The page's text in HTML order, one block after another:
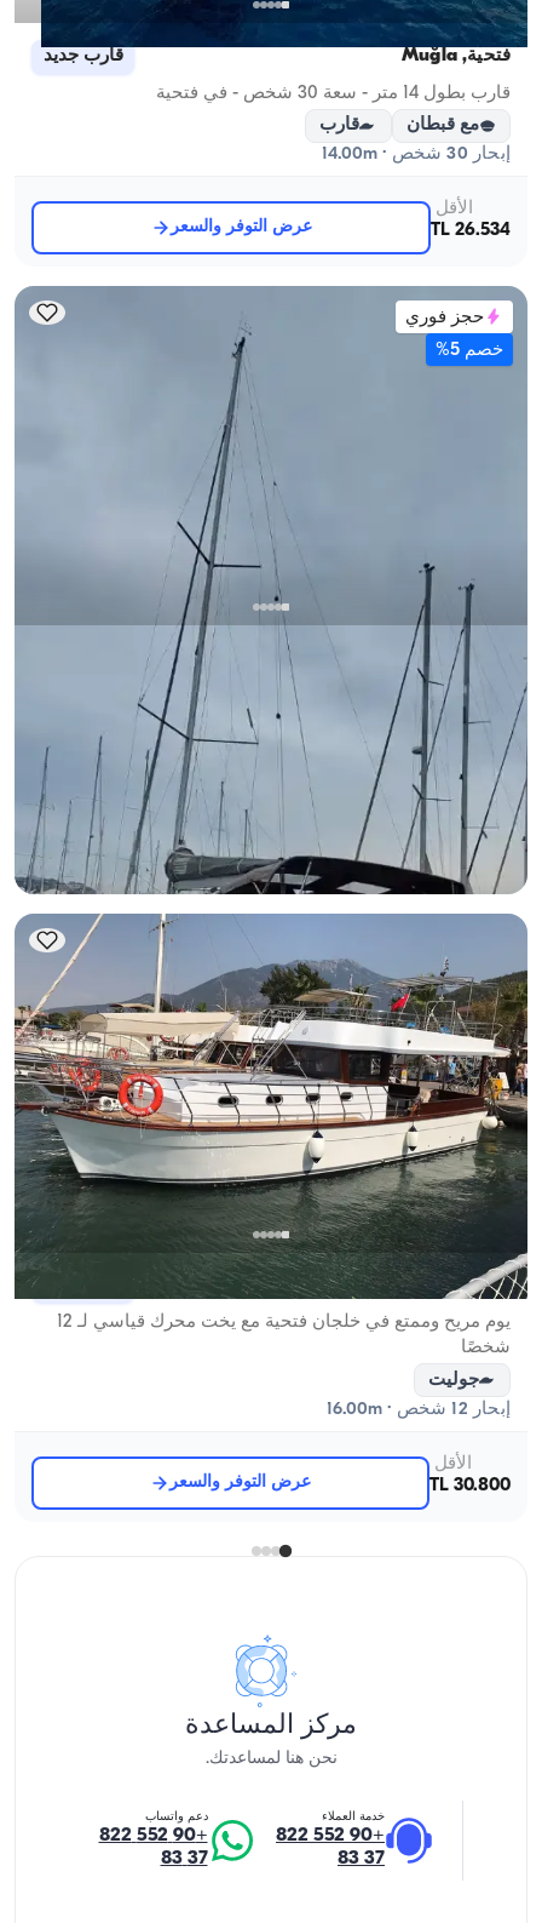
فتحية, Muğla قارب جديد
قارب بطول 14 متر - سعة 30 شخص - في فتحية
مع قبطان
قارب
إبحار 30 شخص · 14.00m
الأقل
26.534 TL
عرض التوفر والسعر
حجز فوري
خصم 5%
فتحية, Muğla
قارب شراعي بطول 12 متر - 2 كابينات - سعة 5 شخص - في
فتحية
مع قبطان
قارب شراعي
إبحار 8 شخص · 2 كابينة · 12.00m
الأقل
26.000 TL
عرض التوفر والسعر
فتحية, Muğla
يوم مريح وممتع في خلجان فتحية مع يخت محرك قياسي لـ 12
شخصًا
جوليت
إبحار 12 شخص · 16.00m
الأقل
30.800 TL
عرض التوفر والسعر
مركز المساعدة
نحن هنا لمساعدتك.
خدمة العملاء
+90 552 822
37 83
دعم واتساب
+90 552 822
37 83